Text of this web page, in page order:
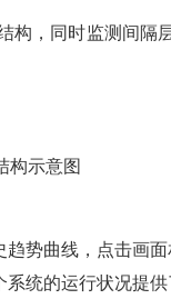
构，同时监测间隔
构示意图
势曲线，点击画
统的运行状况提